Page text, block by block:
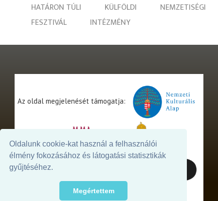
Oldalunk cookie-kat használ a felhasználói
élmény fokozásához és látogatási statisztikák
gyűjtéséhez.
Megértettem
HATÁRON TÚLI
KÜLFÖLDI
NEMZETISÉGI
FESZTIVÁL
INTÉZMÉNY
Az oldal megjelenését támogatja: